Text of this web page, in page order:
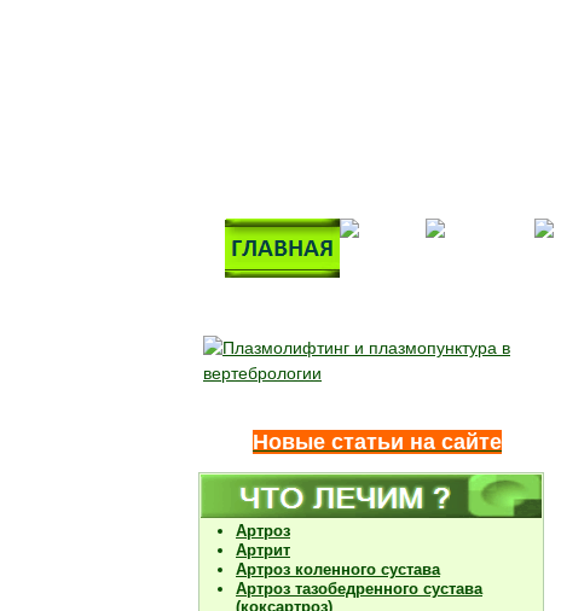
Новые статьи на сайте
Артроз
Артрит
Артроз коленного сустава
Артроз тазобедренного сустава